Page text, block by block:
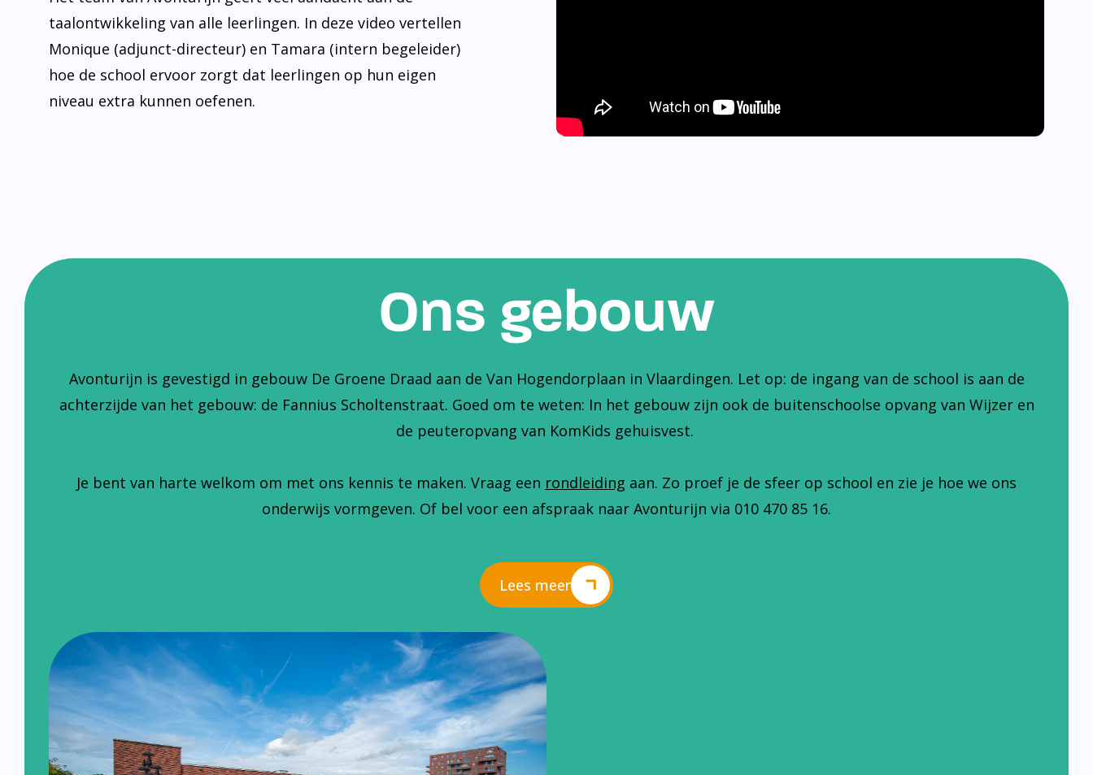
taalontwikkeling van alle leerlingen. In deze video vertellen
Monique (adjunct-directeur) en Tamara (intern begeleider)
hoe de school ervoor zorgt dat leerlingen op hun eigen
niveau extra kunnen oefenen.
Ons gebouw
Avonturijn is gevestigd in gebouw De Groene Draad aan de Van Hogendorplaan in Vlaardingen. Let op: de ingang van de school is aan de
achterzijde van het gebouw: de Fannius Scholtenstraat. Goed om te weten: In het gebouw zijn ook de buitenschoolse opvang van Wijzer en
de peuteropvang van KomKids gehuisvest.
Je bent van harte welkom om met ons kennis te maken. Vraag een rondleiding aan. Zo proef je de sfeer op school en zie je hoe we ons
onderwijs vormgeven. Of bel voor een afspraak naar Avonturijn via 010 470 85 16.
Lees meer